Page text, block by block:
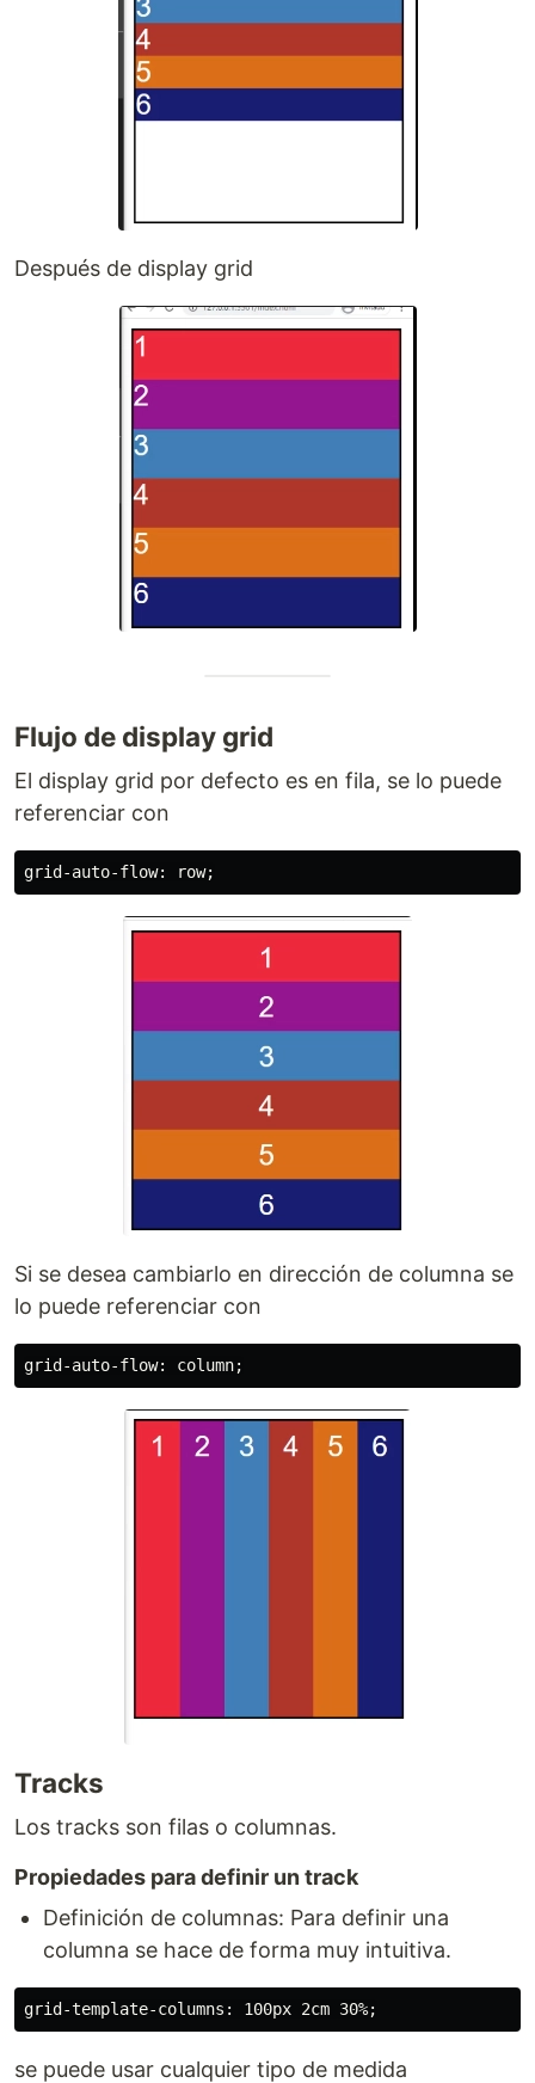
Después de display grid
Flujo de display grid
El display grid por defecto es en fila, se lo puede
referenciar con
Si se desea cambiarlo en dirección de columna se
lo puede referenciar con
Tracks
Los tracks son filas o columnas.
Propiedades para definir un track
Definición de columnas: Para definir una
columna se hace de forma muy intuitiva.
se puede usar cualquier tipo de medida